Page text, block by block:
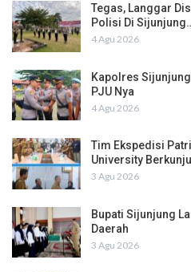
Tegas, Langgar
Polisi Di
4 Agu 2026
Kapolres
PJU Nya
4 Agu 2026
Tim Ekspedisi
University
3 Agu 2026
Bupati Sijunjung
Daerah
3 Agu 2026